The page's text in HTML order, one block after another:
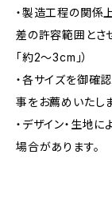
・製造工程の関係
差の許容範囲とさ
「約2～3cm」）
・各サイズを御確
事をお薦めいたしま
・デザイン・生地
場合があります。